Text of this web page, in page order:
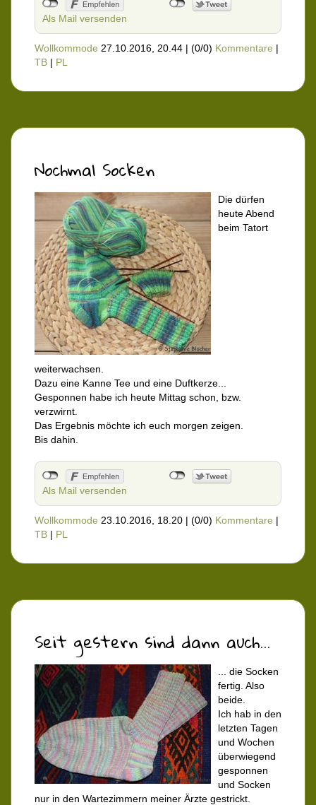
Als Mail versenden
Wollkommode 27.10.2016, 20.44 | (0/0) Kommentare |
TB | PL
Nochmal Socken
Die dürfen
heute Abend
beim Tatort
weiterwachsen.
Dazu eine Kanne Tee und eine Duftkerze...
Gesponnen habe ich heute Mittag schon, bzw.
verzwirnt.
Das Ergebnis möchte ich euch morgen zeigen.
Bis dahin.
Als Mail versenden
Wollkommode 23.10.2016, 18.20 | (0/0) Kommentare |
TB | PL
Seit gestern sind dann auch...
... die Socken
fertig. Also
beide.
Ich hab in den
letzten Tagen
und Wochen
überwiegend
gesponnen
und Socken
nur in den Wartezimmern meiner Ärzte gestrickt.